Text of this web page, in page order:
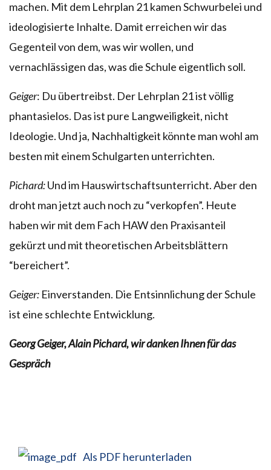
machen. Mit dem Lehrplan 21 kamen Schwurbelei und
ideologisierte Inhalte. Damit erreichen wir das
Gegenteil von dem, was wir wollen, und
vernachlässigen das, was die Schule eigentlich soll.
Geiger: Du übertreibst. Der Lehrplan 21 ist völlig
phantasielos. Das ist pure Langweiligkeit, nicht
Ideologie. Und ja, Nachhaltigkeit könnte man wohl am
besten mit einem Schulgarten unterrichten.
Pichard:Und im Hauswirtschaftsunterricht. Aber den
droht man jetzt auch noch zu “verkopfen”. Heute
haben wir mit dem Fach HAW den Praxisanteil
gekürzt und mit theoretischen Arbeitsblättern
“bereichert”.
Geiger: Einverstanden. Die Entsinnlichung der Schule
ist eine schlechte Entwicklung.
Georg Geiger, Alain Pichard, wir danken Ihnen für das
Gespräch
Als PDF herunterladen